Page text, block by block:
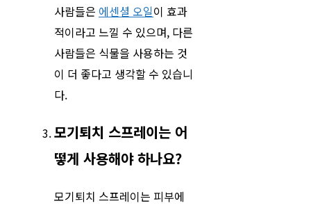
사람들은 에센셜 오일이 효과
적이라고 느낄 수 있으며, 다른
사람들은 식물을 사용하는 것
이 더 좋다고 생각할 수 있습니
다.
모기퇴치 스프레이는 어
떻게 사용해야 하나요?
모기퇴치 스프레이는 피부에